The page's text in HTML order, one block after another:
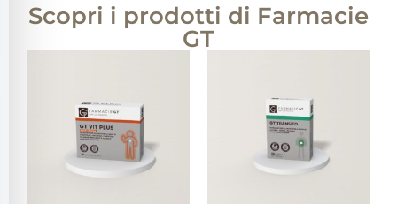
Scopri i prodotti di Farmacie
GT